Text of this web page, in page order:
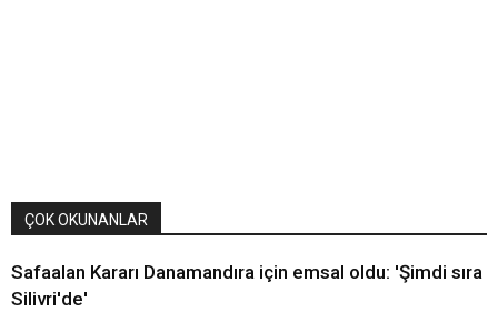
ÇOK OKUNANLAR
Safaalan Kararı Danamandıra için emsal oldu: 'Şimdi sıra
Silivri'de'